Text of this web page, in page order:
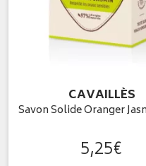
CAVAILLÈS
Savon Solide Oranger
5,25€